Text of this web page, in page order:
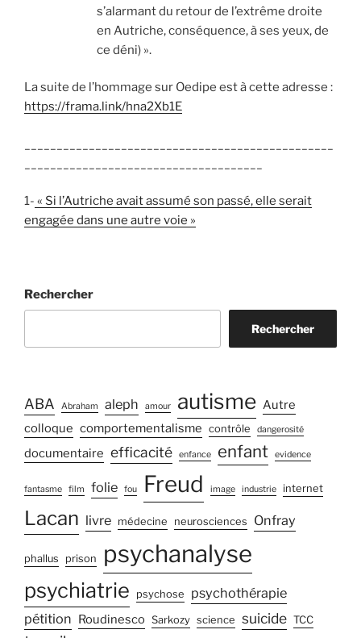
s’alarmant du retour de l’extrême droite
en Autriche, conséquence, à ses yeux, de
ce déni) ».
La suite de l’hommage sur Oedipe est à cette adresse :
https://frama.link/hna2Xb1E
1- « Si l’Autriche avait assumé son passé, elle serait
engagée dans une autre voie »
Rechercher
Rechercher
ABA Abraham aleph amour autisme Autre
colloque comportementalisme contrôle dangerosité
documentaire efficacité enfance enfant evidence
fantasme film folie fou Freud image industrie internet
Lacan livre médecine neurosciences Onfray
phallus prison psychanalyse
psychiatrie psychose
psychothérapie
pétition Roudinesco Sarkozy science suicide TCC